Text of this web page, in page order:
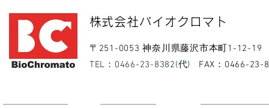
​株式会社バイオクロマト​
​〒251-0053 神奈川県藤沢市本町1-12-19
​TEL：0466-23-8382(代)
​FAX：0466-23-